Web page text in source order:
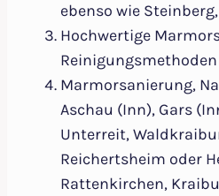
ebenso wie
Hochwertige
Reinigungsmethoden
Marmorsanierung,
Aschau (Inn), Gars
Unterreit,
Reichertsheim oder
Rattenkirchen,